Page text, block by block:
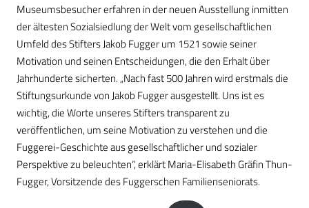
Museumsbesucher erfahren in der neuen Ausstellung inmitten
der ältesten Sozialsiedlung der Welt vom gesellschaftlichen
Umfeld des Stifters Jakob Fugger um 1521 sowie seiner
Motivation und seinen Entscheidungen, die den Erhalt über
Jahrhunderte sicherten. „Nach fast 500 Jahren wird erstmals die
Stiftungsurkunde von Jakob Fugger ausgestellt. Uns ist es
wichtig, die Worte unseres Stifters transparent zu
veröffentlichen, um seine Motivation zu verstehen und die
Fuggerei-Geschichte aus gesellschaftlicher und sozialer
Perspektive zu beleuchten“, erklärt Maria-Elisabeth Gräfin Thun-
Fugger, Vorsitzende des Fuggerschen Familienseniorats.